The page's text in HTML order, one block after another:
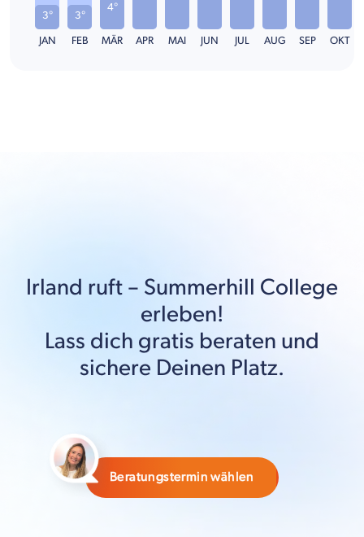
3°
JAN
3°
FEB
4°
MÄR APR MAI JUN JUL AUG SEP OKT
Irland ruft – Summerhill College
erleben!
Lass dich gratis beraten und
sichere Deinen Platz.
Beratungstermin wählen